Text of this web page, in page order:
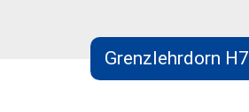
Grenzlehrdorn H7